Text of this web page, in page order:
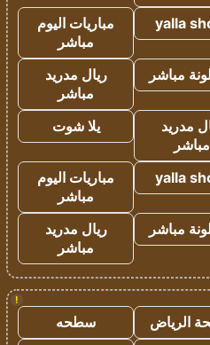
yalla
مباريات اليوم
مباشر
مباشر
ريال مدريد
مباشر
مدريد
مباشر
يلا شوت
yalla
مباريات اليوم
مباشر
مباشر
ريال مدريد
مباشر
!
الرياض
سطحه